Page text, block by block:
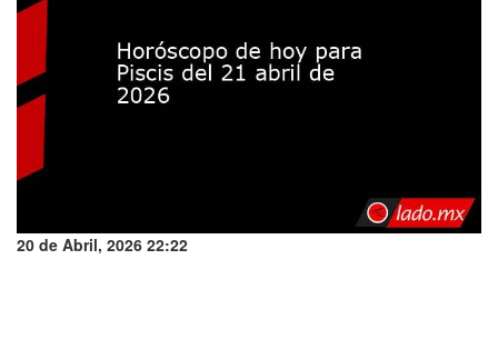
20 de Abril, 2026 22:22